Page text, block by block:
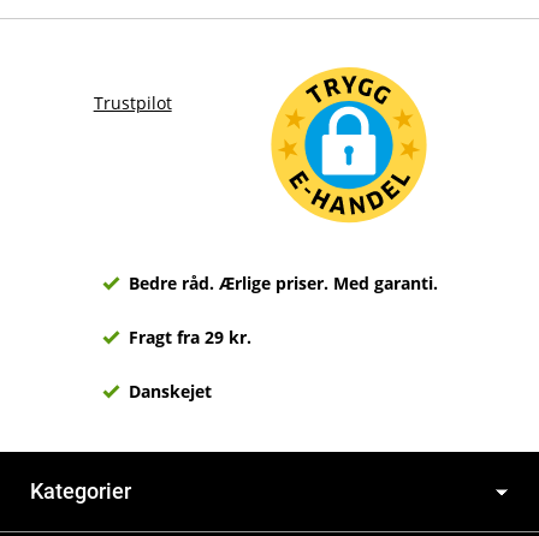
Trustpilot
Bedre råd. Ærlige priser. Med garanti.
Fragt fra 29 kr.
Danskejet
Kategorier